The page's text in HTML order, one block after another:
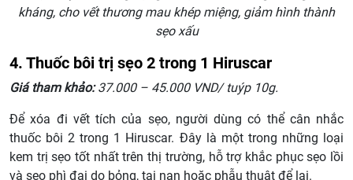
kháng, cho vết thương mau khép miệng, giảm hình thành
sẹo xấu
4. Thuốc bôi trị sẹo 2 trong 1 Hiruscar
Giá tham khảo:37.000 – 45.000 VND/ tuýp 10g.
Để xóa đi vết tích của sẹo, người dùng có thể cân nhắc
thuốc bôi 2 trong 1 Hiruscar. Đây là một trong những loại
kem trị sẹo tốt nhất trên thị trường, hỗ trợ khắc phục sẹo lồi
và sẹo phì đại do bỏng, tai nạn hoặc phẫu thuật để lại.